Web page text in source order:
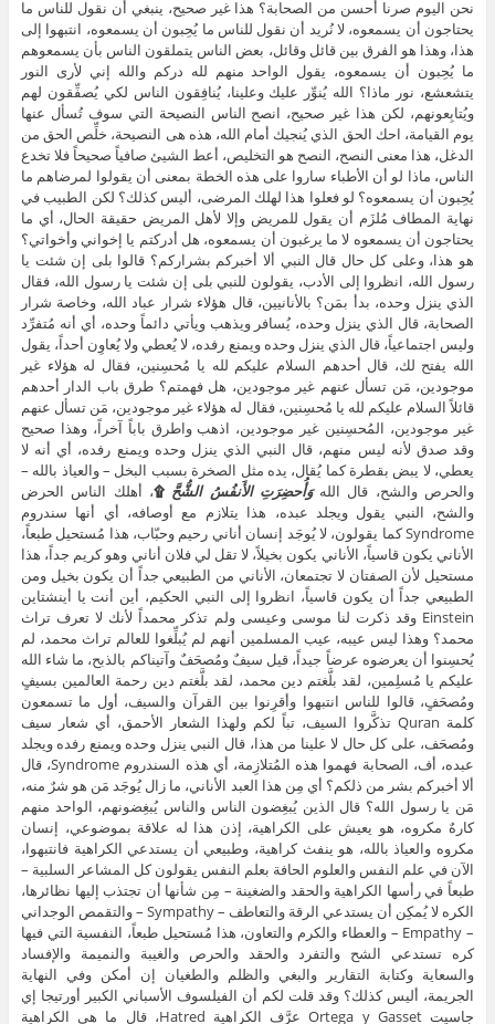
نحن اليوم صرنا أحسن من الصحابة؟ هذا غير صحيح، ينبغي أن نقول للناس ما
يحتاجون أن يسمعوه، لا نُريد أن نقول للناس ما يُحِبون أن يسمعوه، انتبهوا إلى
هذا، وهذا هو الفرق بين قائل وقائل، بعض الناس يتملقون الناس بأن يسمعوهم
ما يُحِبون أن يسمعوه، يقول الواحد منهم لله دركم والله إني لأرى النور
يتشعشع، نور ماذا؟ الله يُنوِّر عليك وعلينا، يُنافِقون الناس لكي يُصفِّقون لهم
ويُتابِعونهم، لكن هذا غير صحيح، انصح الناس النصيحة التي سوف تُسأل عنها
يوم القيامة، احك الحق الذي يُنجيك أمام الله، هذه هى النصيحة، خلِّص الحق من
الدغل، هذا معنى النصح، النصح هو التخليص، أعط الشيئ صافياً صحيحاً فلا تخدع
الناس، ماذا لو أن الأطباء ساروا على هذه الخطة بمعنى أن يقولوا لمرضاهم ما
يُحِبون أن يسمعوه؟ لو فعلوا هذا لهلك المرضى، أليس كذلك؟ لكن الطبيب في
نهاية المطاف مُلزَم أن يقول للمريض وإلا لأهل المريض حقيقة الحال، أي ما
يحتاجون أن يسمعوه لا ما يرغبون أن يسمعوه، هل أدركتم يا إخواني وأخواتي؟
هو هذا، وعلى كل حال قال النبي ألا أخبركم بشراركم؟ قالوا بلى إن شئت يا
رسول الله، انظروا إلى الأدب، يقولون للنبي بلى إن شئت يا رسول الله، فقال
الذي ينزل وحده، بدأ بمَن؟ بالأنانيين، قال هؤلاء شرار عباد الله، وخاصة شرار
الصحابة، قال الذي ينزل وحده، يُسافر ويذهب ويأتي دائماً وحده، أي أنه مُتفرِّد
وليس اجتماعياً، قال الذي ينزل وحده ويمنع رفده، لا يُعطي ولا يُعاوِن أحداً، يقول
الله يفتح لك، قال أحدهم السلام عليكم لله يا مُحسِنين، فقال له هؤلاء غير
موجودين، مَن تسأل عنهم غير موجودين، هل فهمتم؟ طرق باب الدار أحدهم
قائلاً السلام عليكم لله يا مُحسِنين، فقال له هؤلاء غير موجودين، مَن تسأل عنهم
غير موجودين، المُحسِنين غير موجودين، اذهب واطرق باباً آخراً، وهذا صحيح
وقد صدق لأنه ليس منهم، قال النبي الذي ينزل وحده ويمنع رفده، أي أنه لا
يعطي، لا يبض بقطرة كما يُقال، يده مثل الصخرة بسبب البخل – والعياذ بالله –
والحرص والشح، قال اللهوَأُحضِرَتِ الأَنفُسُ الشُّحَّ۩، أهلك الناس الحرض
والشح، النبي يقول ويجلد عبده، هذا يتلازم مع أوصافه، أي أنها سندروم
Syndrome كما يقولون، لا يُوجَد إنسان أناني رحيم وحبّاب، هذا مُستحيل طبعاً،
الأناني يكون قاسياً، الأناني يكون بخيلاً، لا تقل لي فلان أناني وهو كريم جداً، هذا
مستحيل لأن الصفتان لا تجتمعان، الأناني من الطبيعي جداً أن يكون بخيل ومن
الطبيعي جداً أن يكون قاسياً، انظروا إلى النبي الحكيم، أين أنت يا أينشتاين
Einstein وقد ذكرت لنا موسى وعيسى ولم تذكر محمداً لأنك لا تعرف تراث
محمد؟ وهذا ليس عيبه، عيب المسلمين أنهم لم يُبلِّغوا للعالم تراث محمد، لم
يُحسِنوا أن يعرضوه عرضاً جيداً، قيل سيفٌ ومُصحَفٌ وآتيناكم بالذبح، ما شاء الله
عليكم يا مُسلِمين، لقد بلَّغتم دين محمد، لقد بلَّغتم دين رحمة العالمين بسيفٍ
ومُصحَفٍ، قالوا للناس انتبهوا وأقرِنوا بين القرآن والسيف، أول ما تسمعون
كلمة Quran تذكَّروا السيف، تباً لكم ولهذا الشعار الأحمق، أي شعار سيف
ومُصحَف، على كل حال لا علينا من هذا، قال النبي ينزل وحده ويمنع رفده ويجلد
عبده، أف، الصحابة فهموا هذه المُتلازِمة، أي هذه السندروم Syndrome، قال
ألا أخبركم بشر من ذلكم؟ أي مِن هذا العبد الأناني، ما زال يُوجَد مَن هو شرٌ منه،
مَن يا رسول الله؟ قال الذين يُبغِضون الناس والناس يُبغِضونهم، الواحد منهم
كارهٌ مكروه، هو يعيش على الكراهية، إذن هذا له علاقة بموضوعي، إنسان
مكروه والعياذ بالله، هو ينفث كراهية، وطبيعي أن يستدعي الكراهية فانتبهوا،
الآن في علم النفس والعلوم الحافة بعلم النفس يقولون كل المشاعر السلبية –
طبعاً في رأسها الكراهية والحقد والضغينة – مِن شأنها أن تجتذب إليها نظائرها،
الكره لا يُمكِن أن يستدعي الرقة والتعاطف – Sympathy – والتقمص الوجداني
– Empathy – والعطاء والكرم والتعاون، هذا مُستحيل طبعاً، النفسية التي فيها
كره تستدعي الشح والتفرد والحقد والحرص والغيبة والنميمة والإفساد
والسعاية وكتابة التقارير والبغي والظلم والطغيان إن أمكن وفي النهاية
الجريمة، أليس كذلك؟ وقد قلت لكم أن الفيلسوف الأسباني الكبير أورتيجا إي
جاسيت Ortega y Gasset عرَّف الكراهية Hatred، قال ما هى الكراهية